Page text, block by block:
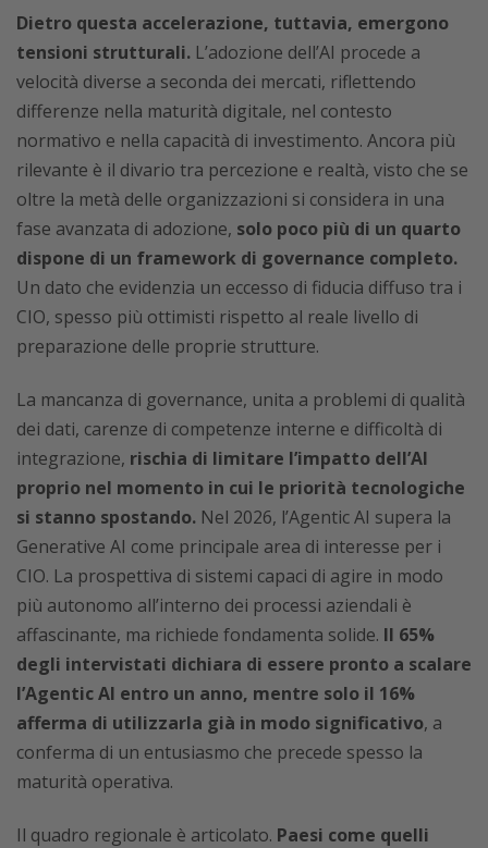
Dietro questa accelerazione, tuttavia, emergono
tensioni strutturali. L’adozione dell’AI procede a
velocità diverse a seconda dei mercati, riflettendo
differenze nella maturità digitale, nel contesto
normativo e nella capacità di investimento. Ancora più
rilevante è il divario tra percezione e realtà, visto che se
oltre la metà delle organizzazioni si considera in una
fase avanzata di adozione, solo poco più di un quarto
dispone di un framework di governance completo.
Un dato che evidenzia un eccesso di fiducia diffuso tra i
CIO, spesso più ottimisti rispetto al reale livello di
preparazione delle proprie strutture.
La mancanza di governance, unita a problemi di qualità
dei dati, carenze di competenze interne e difficoltà di
integrazione, rischia di limitare l’impatto dell’AI
proprio nel momento in cui le priorità tecnologiche
si stanno spostando. Nel 2026, l’Agentic AI supera la
Generative AI come principale area di interesse per i
CIO. La prospettiva di sistemi capaci di agire in modo
più autonomo all’interno dei processi aziendali è
affascinante, ma richiede fondamenta solide. Il 65%
degli intervistati dichiara di essere pronto a scalare
l’Agentic AI entro un anno, mentre solo il 16%
afferma di utilizzarla già in modo significativo, a
conferma di un entusiasmo che precede spesso la
maturità operativa.
Il quadro regionale è articolato. Paesi come quelli